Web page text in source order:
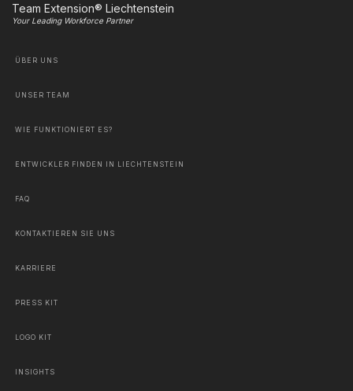
Team Extension® Liechtenstein
Your Leading Workforce Partner
ÜBER UNS
UNSER TEAM
WIE FUNKTIONIERT ES?
ENTWICKLER FINDEN IN LIECHTENSTEIN
FAQ
KONTAKTIEREN SIE UNS
KARRIERE
PRESS KIT
LOGO KIT
INSIGHTS